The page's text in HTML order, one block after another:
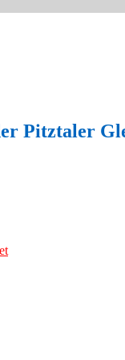
Pitztaler